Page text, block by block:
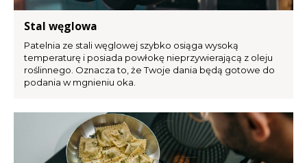
Stal węglowa
Patelnia ze stali węglowej szybko osiąga wysoką
temperaturę i posiada powłokę nieprzywierającą z oleju
roślinnego. Oznacza to, że Twoje dania będą gotowe do
podania w mgnieniu oka.